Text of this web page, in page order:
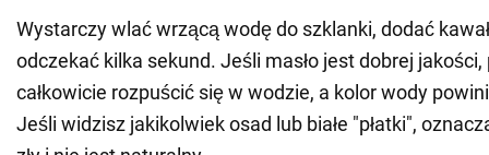
Wystarczy wlać wrzącą wodę do szklanki, dodać
odczekać kilka sekund. Jeśli masło jest dobrej
całkowicie rozpuścić się w wodzie, a kolor wody
Jeśli widzisz jakikolwiek osad lub białe "płatki",